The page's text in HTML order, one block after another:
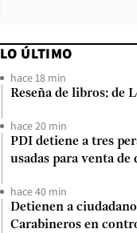
LO ÚLTIMO
hace 18 min
Reseña de libros: de
hace 20 min
PDI detiene a tres
usadas para venta
hace 40 min
Detienen a
Carabineros en